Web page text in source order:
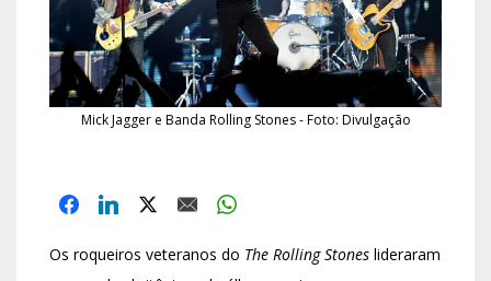
Mick Jagger e Banda Rolling Stones - Foto: Divulgação
Os roqueiros veteranos do The Rolling Stones lideraram